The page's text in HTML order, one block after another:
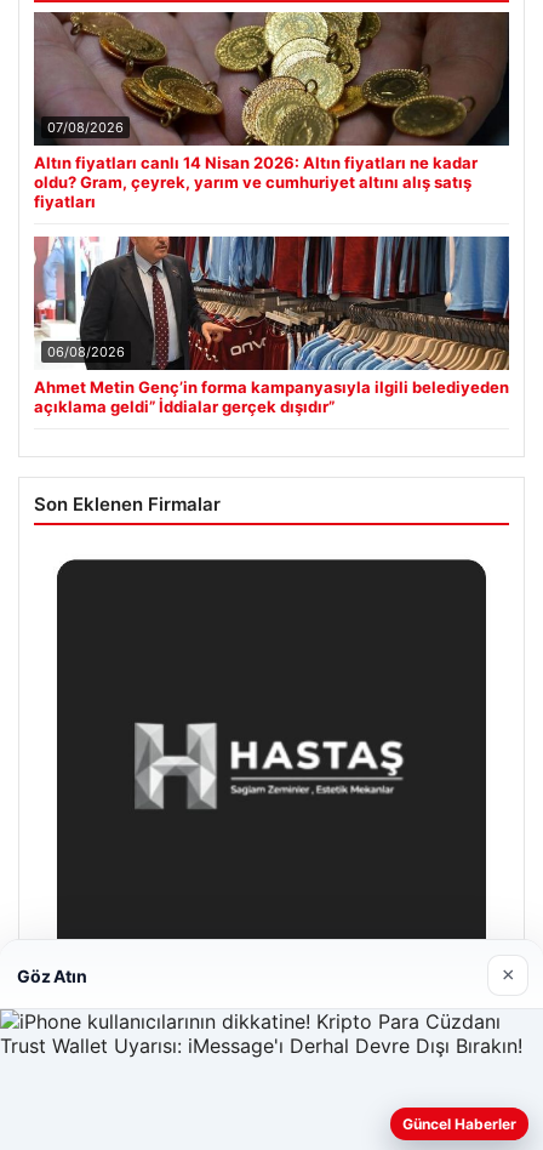
07/08/2026
Altın fiyatları canlı 14 Nisan 2026: Altın fiyatları ne kadar
oldu? Gram, çeyrek, yarım ve cumhuriyet altını alış satış
fiyatları
06/08/2026
Ahmet Metin Genç’in forma kampanyasıyla ilgili belediyeden
açıklama geldi” İddialar gerçek dışıdır”
Son Eklenen Firmalar
Prenses Night Club
Göz Atın ×
Güncel Haberler